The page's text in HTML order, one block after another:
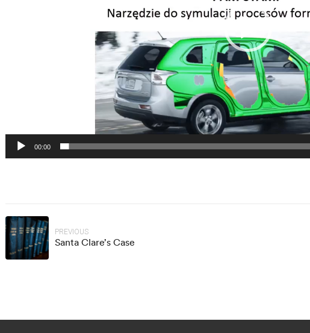
00:00
PREVIOUS
Santa Clare’s Case